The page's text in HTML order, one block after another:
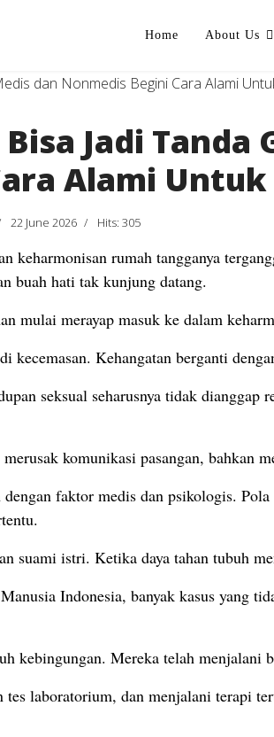
Home About Us
Jadi Tanda
Alami
22 June 2026 Hits: 305
keharmonisan rumah tangganya
buah hati tak kunjung datang.
mulai merayap masuk ke dalam
Kehangatan berganti
seksual seharusnya tidak
komunikasi pasangan, bahkan
faktor medis dan psikologis.
suami istri. Ketika daya tahan tubuh
Indonesia, banyak kasus yang
kebingungan. Mereka telah menjalani
laboratorium, dan menjalani terapi